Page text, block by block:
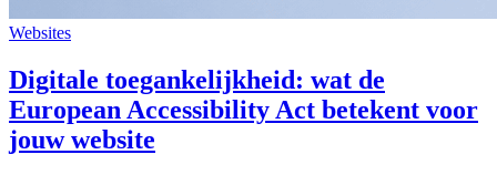
Websites
Digitale toegankelijkheid: wat de
European Accessibility Act betekent voor
jouw website